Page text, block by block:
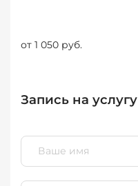
от 1 050 руб.
Запись на услугу